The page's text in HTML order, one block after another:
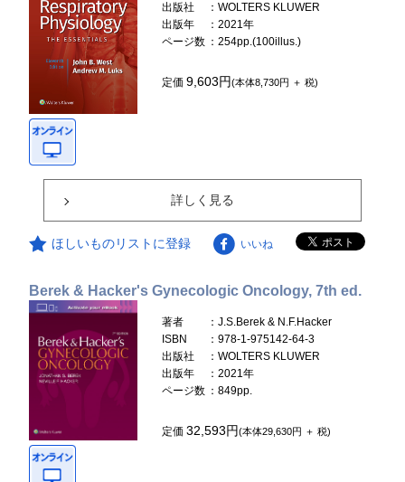
出版社
：WOLTERS KLUWER
出版年
：2021年
ページ数 ：254pp.(100illus.)
定価9,603円(本体8,730円 ＋ 税)
詳しく見る
ほしいものリストに登録 いいね
Berek & Hacker's Gynecologic Oncology, 7th ed.
著者
：J.S.Berek & N.F.Hacker
ISBN
：978-1-975142-64-3
出版社
：WOLTERS KLUWER
出版年
：2021年
ページ数 ：849pp.
定価32,593円(本体29,630円 ＋ 税)